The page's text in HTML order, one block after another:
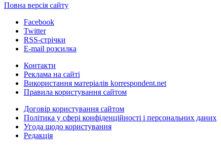
Повна версія сайту
Facebook
Twitter
RSS-стрічки
E-mail розсилка
Контакти
Реклама на сайті
Використання матеріалів korrespondent.net
Правила користування сайтом
Договір користування сайтом
Політика у сфері конфіденційності і персональних даних
Угода щодо користування
Редакція